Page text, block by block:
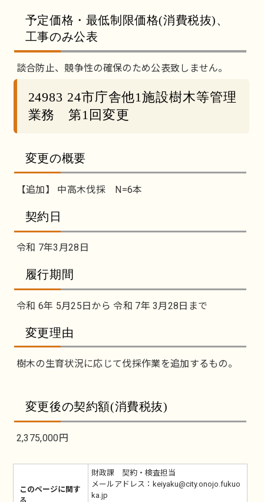
予定価格・最低制限価格(消費税抜)、
工事のみ公表
談合防止、競争性の確保のため公表致しません。
24983 24市庁舎他1施設樹木等管理
業務 第1回変更
変更の概要
【追加】 中高木伐採 N=6本
契約日
令和 7年3月28日
履行期間
令和 6年 5月25日から 令和 7年 3月28日まで
変更理由
樹木の生育状況に応じて伐採作業を追加するもの。
変更後の契約額(消費税抜)
2,375,000円
このページに関す
財政課 契約・検査担当
メールアドレス：keiyaku@city.onojo.fukuo
ka.jp